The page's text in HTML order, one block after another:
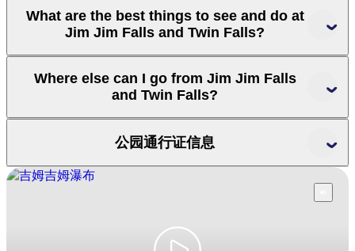
Marrawuddi Gallery
What are the best things to see and do at
Jim Jim Falls and Twin Falls?
Where else can I go from Jim Jim Falls
and Twin Falls?
Motor Car Falls
公园通行证信息
Kakadu park pass
purchase your pass online